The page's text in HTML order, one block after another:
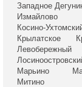
Западное
Измайлово
Косино-
Крылатское
Левобережный
Марьино
Митино